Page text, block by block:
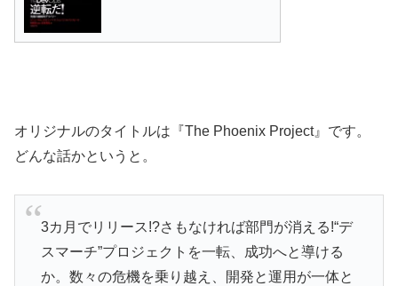
オリジナルのタイトルは『The Phoenix Project』です。
どんな話かというと。
3カ月でリリース!?さもなければ部門が消える!“デ
スマーチ”プロジェクトを一転、成功へと導ける
か。数々の危機を乗り越え、開発と運用が一体と